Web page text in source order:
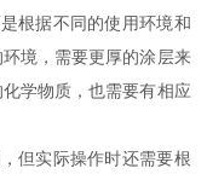
根据不同的使用环境和
境，需要更厚的涂层来
学物质，也需要有相应
但实际操作时还需要根